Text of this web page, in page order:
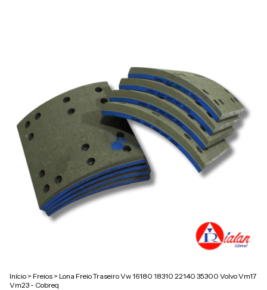
Início > Freios > Lona Freio Traseiro Vw 16180 18310 22140 35300 Volvo Vm17
Vm23 - Cobreq